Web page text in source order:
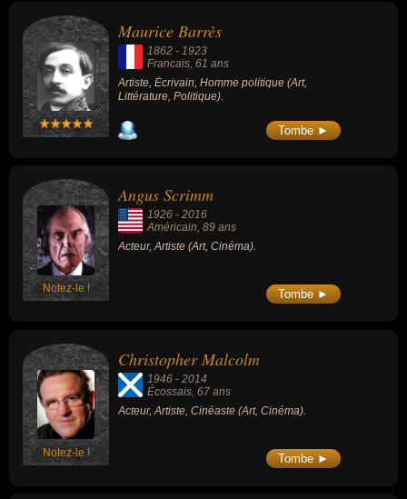
Maurice Barrès
1862 - 1923
Francais, 61 ans
Artiste, Écrivain, Homme politique (Art,
Littérature, Politique).
Tombe ►
Notez-le !
Angus Scrimm
1926 - 2016
Américain, 89 ans
Acteur, Artiste (Art, Cinéma).
Tombe ►
Notez-le !
Christopher Malcolm
1946 - 2014
Écossais, 67 ans
Acteur, Artiste, Cinéaste (Art, Cinéma).
Tombe ►